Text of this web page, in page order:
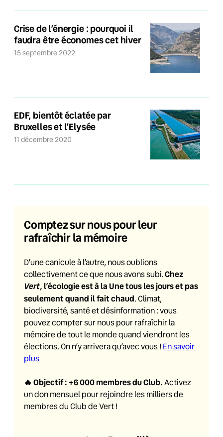
Crise de l’énergie : pourquoi il
faudra être économes cet hiver
15 septembre 2022
EDF, bientôt éclatée par
Bruxelles et l’Elysée
11 décembre 2020
Comptez sur nous pour leur
rafraîchir la mémoire
D’une canicule à l’autre, nous oublions
collectivement ce que nous avons subi.Chez
Vert, l’écologie est à la Une tous les jours et pas
seulement quand il fait chaud. Climat,
biodiversité, santé et désinformation : vous
pouvez compter sur nous pour rafraîchir la
mémoire de tout le monde quand viendront les
élections. On n’y arrivera qu’avec vous ! En savoir
plus
🔥 Objectif : +6 000 membres du Club. Activez
un don mensuel pour rejoindre les milliers de
membres du Club de Vert !